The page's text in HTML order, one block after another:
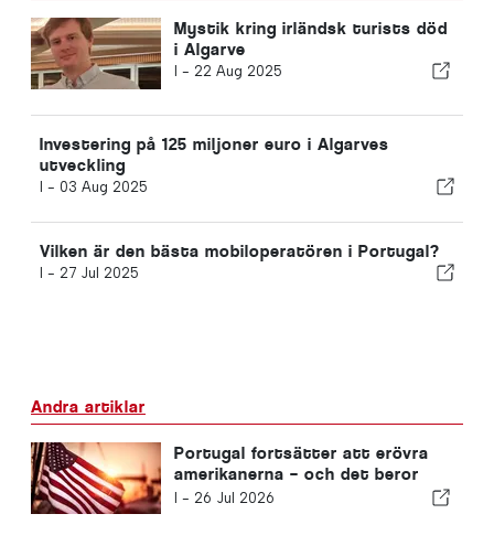
Mystik kring irländsk turists död
i Algarve
I - 22 Aug 2025
Investering på 125 miljoner euro i Algarves
utveckling
I - 03 Aug 2025
Vilken är den bästa mobiloperatören i Portugal?
I - 27 Jul 2025
Andra artiklar
Portugal fortsätter att erövra
amerikanerna – och det beror
inte bara på solen
I - 26 Jul 2026